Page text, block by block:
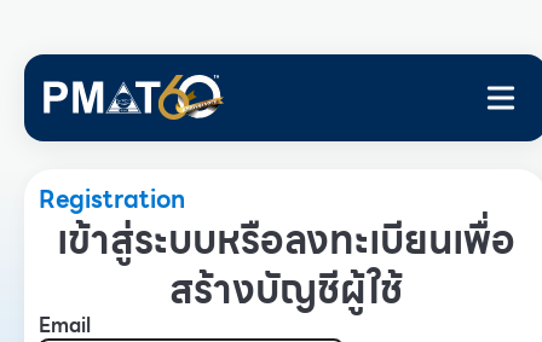
Registration
เข้าสู่ระบบหรือลงทะเบียนเพื่อ
สร้างบัญชีผู้ใช้
Email